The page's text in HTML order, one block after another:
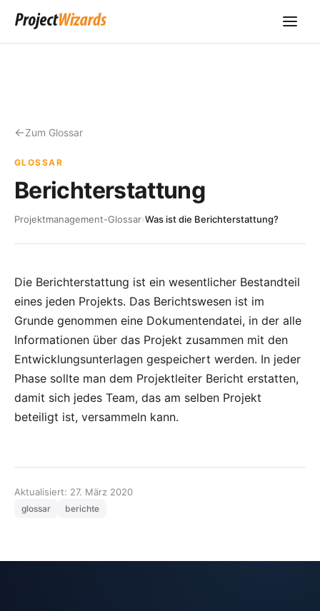
Zum Glossar
GLOSSAR
Berichterstattung
Projektmanagement-Glossar›Was ist die Berichterstattung?
Die Berichterstattung ist ein wesentlicher Bestandteil
eines jeden Projekts. Das Berichtswesen ist im
Grunde genommen eine Dokumentendatei, in der alle
Informationen über das Projekt zusammen mit den
Entwicklungsunterlagen gespeichert werden. In jeder
Phase sollte man dem Projektleiter Bericht erstatten,
damit sich jedes Team, das am selben Projekt
beteiligt ist, versammeln kann.
Aktualisiert: 27. März 2020
glossar berichte